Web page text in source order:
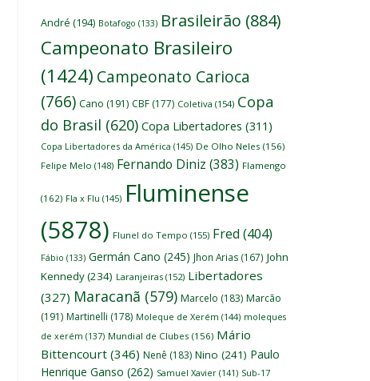
André (194) Botafogo (133) Brasileirão (884)
Campeonato Brasileiro
(1424) Campeonato Carioca
(766) Cano (191) CBF (177) Coletiva (154) Copa
do Brasil (620) Copa Libertadores (311)
Copa Libertadores da América (145) De Olho Neles (156)
Felipe Melo (148) Fernando Diniz (383) Flamengo
(162) Fla x Flu (145) Fluminense
(5878) Flunel do Tempo (155) Fred (404)
Fábio (133) Germán Cano (245) Jhon Arias (167) John
Kennedy(234) Laranjeiras (152) Libertadores
(327) Maracanã (579) Marcelo (183) Marcão
(191) Martinelli (178) Moleque de Xerém (144) moleques
de xerém (137) Mundial de Clubes (156) Mário
Bittencourt (346) Nenê (183) Nino (241) Paulo
Henrique Ganso (262) Samuel Xavier (141) Sub-17